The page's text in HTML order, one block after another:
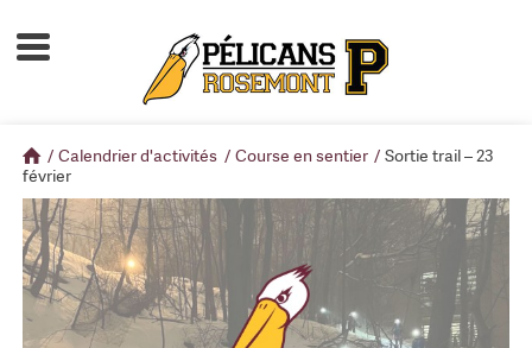
Accueil
Calendrier d'activités
Boutique
Devenir membre
/ Calendrier d'activités / Course en sentier / Sortie trail – 23
février